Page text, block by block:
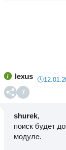
lexus
7
shurek,
поиск будет
модуле.